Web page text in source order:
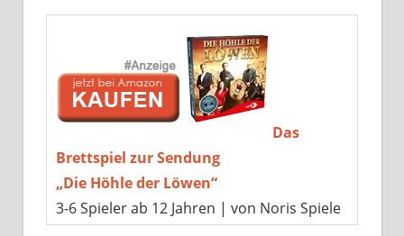
Das
Brettspiel zur Sendung
„Die Höhle der Löwen“
3-6 Spieler ab 12 Jahren | von Noris Spiele